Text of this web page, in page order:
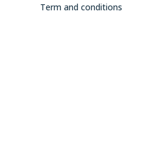
Term and conditions